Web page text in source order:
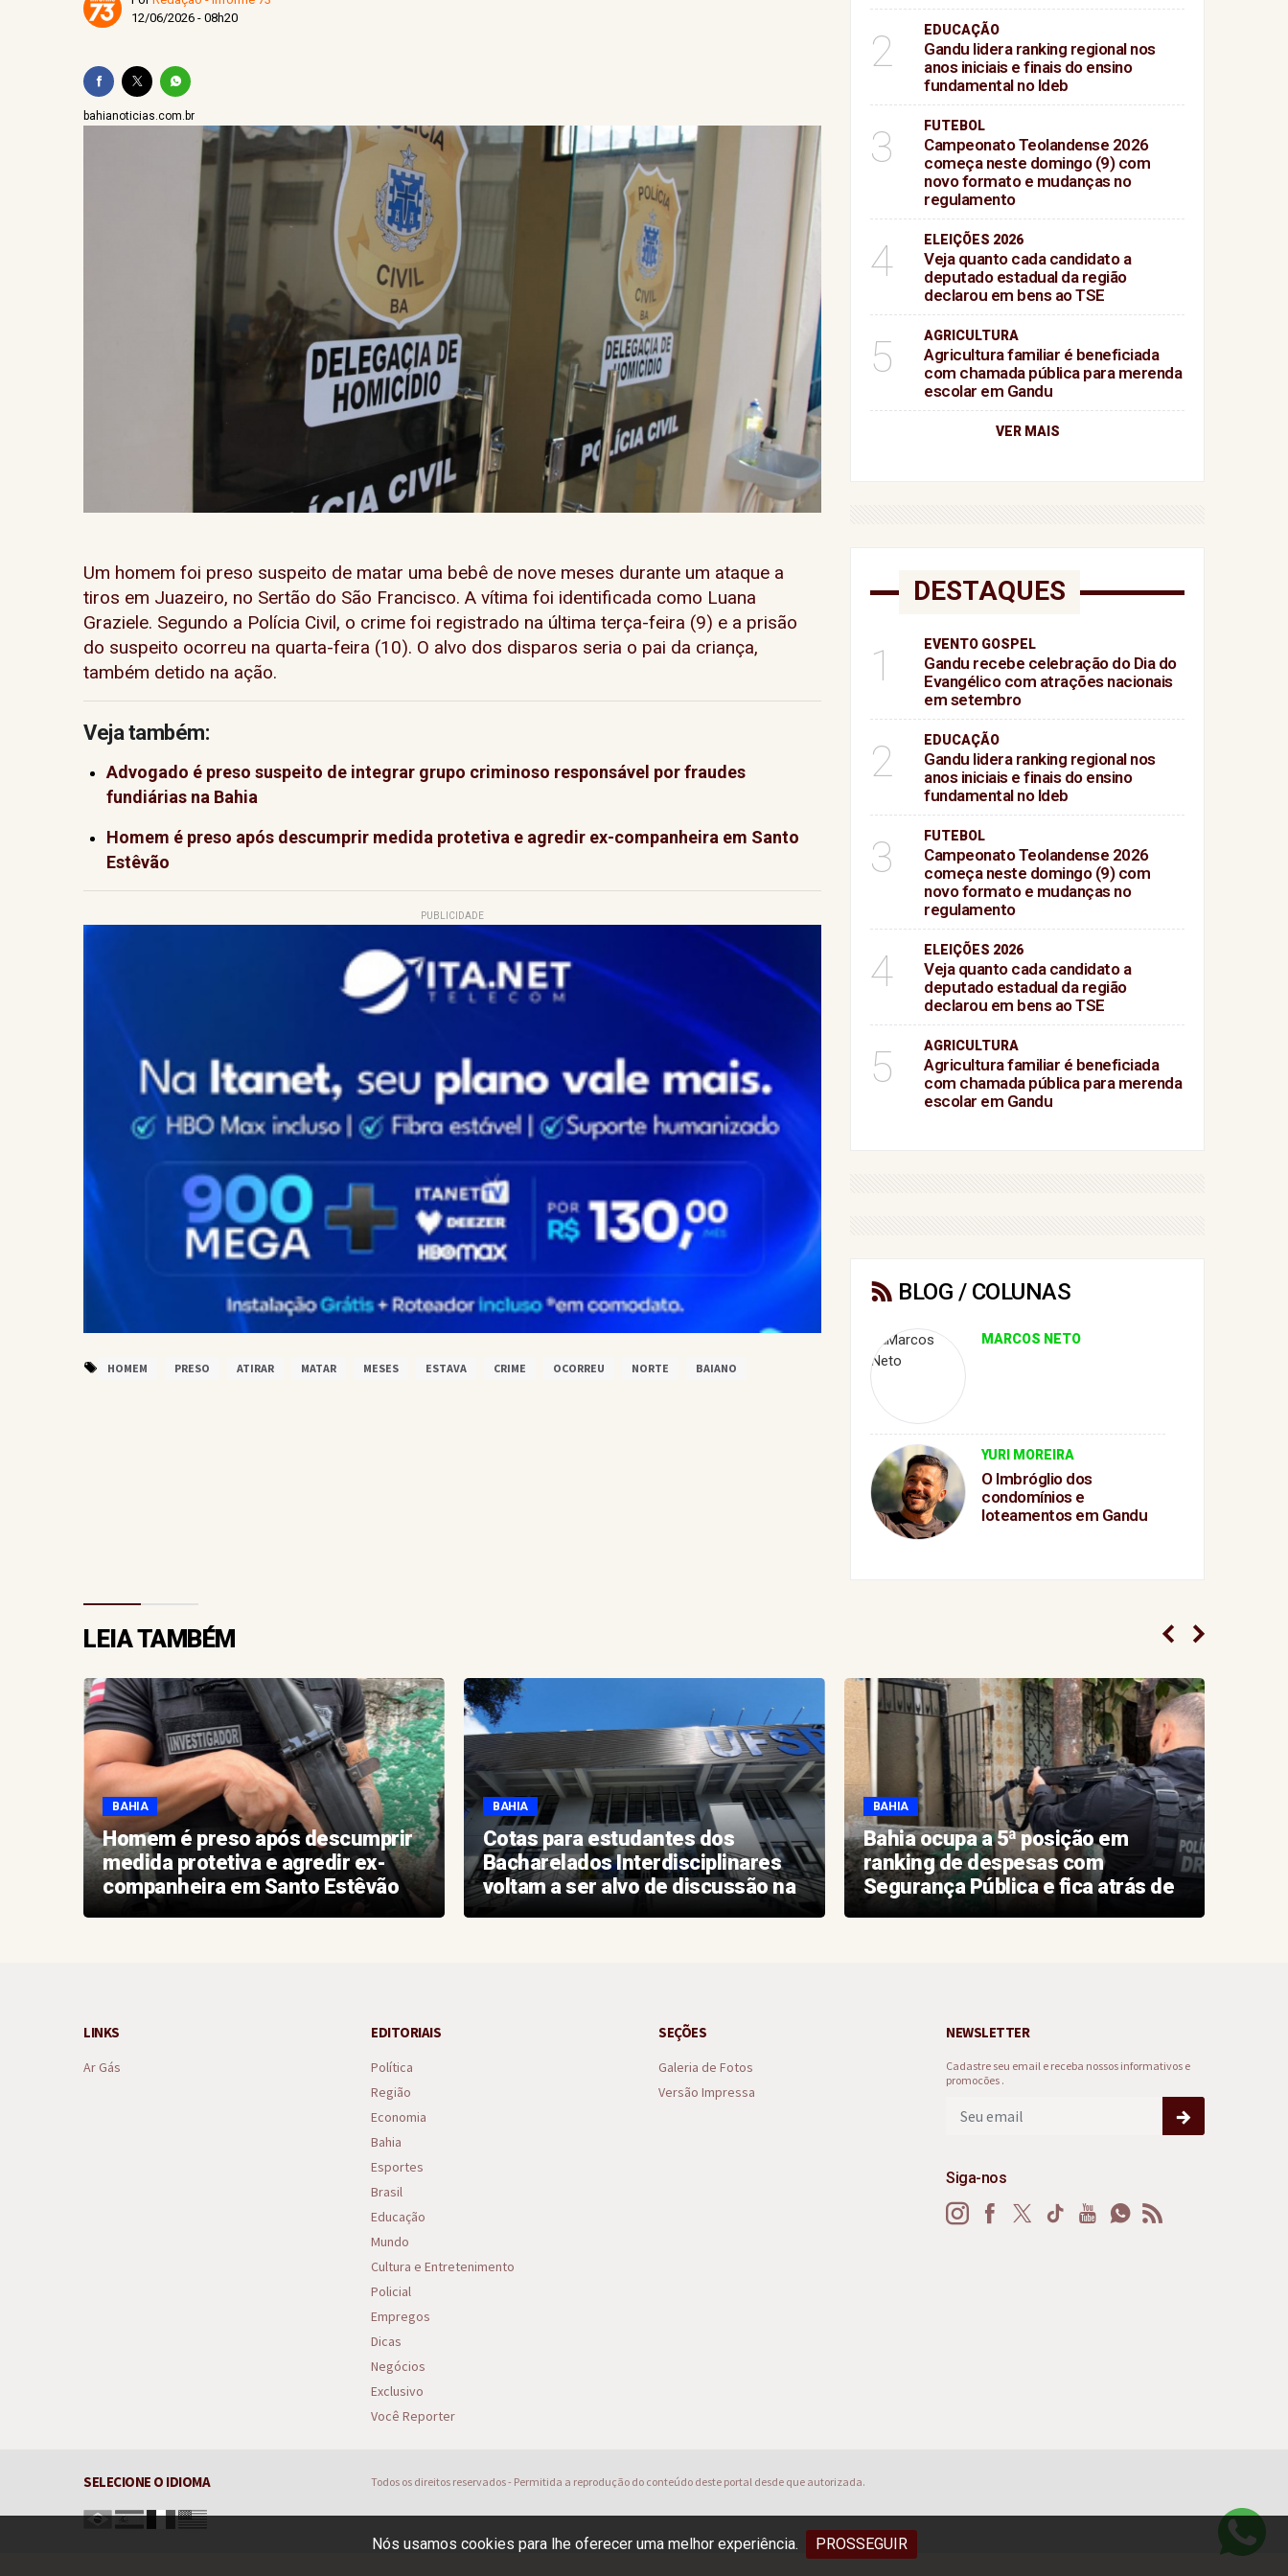
Nós usamos cookies para lhe oferecer uma melhor experiência. PROSSEGUIR
Campeonato Teolandense 2026 começa neste domingo (9) com novo formato e mudanças no regulamento
12/06/2026 - 08h20
bahianoticias.com.br
Um homem foi preso suspeito de matar uma bebê de nove meses durante um ataque a
tiros em Juazeiro, no Sertão do São Francisco. A vítima foi identificada como Luana
Graziele. Segundo a Polícia Civil, o crime foi registrado na última terça-feira (9) e a prisão
do suspeito ocorreu na quarta-feira (10). O alvo dos disparos seria o pai da criança,
também detido na ação.
Veja também:
Advogado é preso suspeito de integrar grupo criminoso responsável por fraudes
fundiárias na Bahia
Homem é preso após descumprir medida protetiva e agredir ex-companheira em Santo
Estêvão
PUBLICIDADE
HOMEM PRESO ATIRAR MATAR MESES ESTAVA CRIME OCORREU NORTE BAIANO
2 EDUCAÇÃO
Gandu lidera ranking regional nos
anos iniciais e finais do ensino
fundamental no Ideb
3 FUTEBOL
Campeonato Teolandense 2026
começa neste domingo (9) com
novo formato e mudanças no
regulamento
4 ELEIÇÕES 2026
Veja quanto cada candidato a
deputado estadual da região
declarou em bens ao TSE
5 AGRICULTURA
Agricultura familiar é beneficiada
com chamada pública para merenda
escolar em Gandu
VER MAIS
DESTAQUES
1 EVENTO GOSPEL
Gandu recebe celebração do Dia do
Evangélico com atrações nacionais
em setembro
2 EDUCAÇÃO
Gandu lidera ranking regional nos
anos iniciais e finais do ensino
fundamental no Ideb
3 FUTEBOL
Campeonato Teolandense 2026
começa neste domingo (9) com
novo formato e mudanças no
regulamento
4 ELEIÇÕES 2026
Veja quanto cada candidato a
deputado estadual da região
declarou em bens ao TSE
5 AGRICULTURA
Agricultura familiar é beneficiada
com chamada pública para merenda
escolar em Gandu
BLOG / COLUNAS
MARCOS NETO
YURI MOREIRA
O Imbróglio dos
condomínios e
loteamentos em Gandu
LEIA TAMBÉM
BAHIA
Homem é preso após descumprir
medida protetiva e agredir ex-
companheira em Santo Estêvão
BAHIA
Cotas para estudantes dos
Bacharelados Interdisciplinares
voltam a ser alvo de discussão na
Justiça Federal
BAHIA
Bahia ocupa a 5ª posição em
ranking de despesas com
Segurança Pública e fica atrás de
estados do Sudeste e do Sul
LINKS
Ar Gás
EDITORIAIS
Política
Região
Economia
Bahia
Esportes
Brasil
Educação
Mundo
Cultura e Entretenimento
Policial
Empregos
Dicas
Negócios
Exclusivo
Você Reporter
SEÇÕES
Galeria de Fotos
Versão Impressa
NEWSLETTER
Cadastre seu email e receba nossos informativos e
promocões .
Siga-nos
SELECIONE O IDIOMA Todos os direitos reservados - Permitida a reprodução do conteúdo deste portal desde que autorizada.